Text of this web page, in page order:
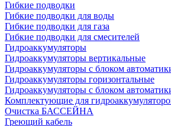
Гибкие подводки
Гибкие подводки для воды
Гибкие подводки для газа
Гибкие подводки для смесителей
Гидроаккумуляторы
Гидроаккумуляторы вертикальные
Гидроаккумуляторы с блоком
Гидроаккумуляторы горизонтальные
Гидроаккумуляторы с блоком
Комплектующие для
Очистка БАССЕЙНА
Греющий кабель